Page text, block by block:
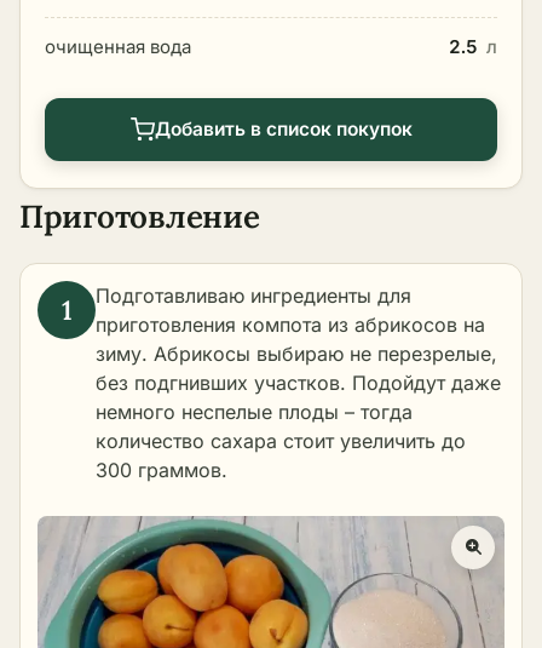
очищенная вода 2.5 л
Добавить в список покупок
Приготовление
Подготавливаю ингредиенты для
приготовления компота из абрикосов на
зиму. Абрикосы выбираю не перезрелые,
без подгнивших участков. Подойдут даже
немного неспелые плоды – тогда
количество сахара стоит увеличить до
300 граммов.